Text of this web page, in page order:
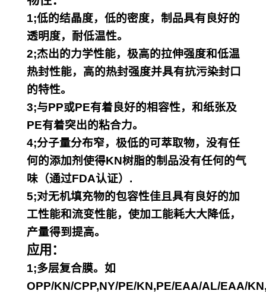
1;低的结晶度，低的密度，制品具有良好的
透明度，耐低温性。
2;杰出的力学性能，极高的拉伸强度和低温
热封性能，高的热封强度并具有抗污染封口
的特性。
3;与PP或PE有着良好的相容性，和纸张及
PE有着突出的粘合力。
4;分子量分布窄，极低的可萃取物，没有任
何的添加剂使得KN树脂的制品没有任何的气
味（通过FDA认证）.
5;对无机填充物的包容性佳且具有良好的加
工性能和流变性能，使加工能耗大大降低，
产量得到提高。
应用：
1;多层复合膜。如
OPP/KN/CPP,NY/PE/KN,PE/EAA/AL/EAA/